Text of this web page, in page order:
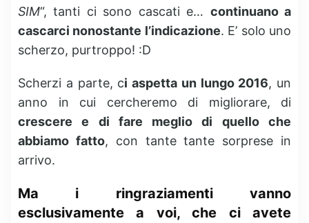
SIM“, tanti ci sono cascati e… continuano a
cascarci nonostante l’indicazione. E’ solo uno
scherzo, purtroppo! :D
Scherzi a parte, ci aspetta un lungo 2016, un
anno in cui cercheremo di migliorare, di
crescere e di fare meglio di quello che
abbiamo fatto, con tante tante sorprese in
arrivo.
Ma i ringraziamenti vanno
esclusivamente a voi, che ci avete